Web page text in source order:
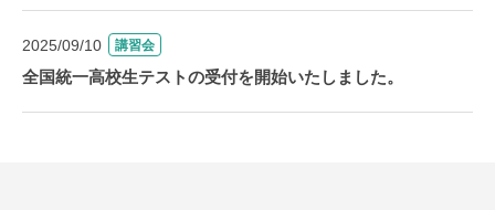
2025/09/10 講習会
全国統一高校生テストの受付を開始いたしました。